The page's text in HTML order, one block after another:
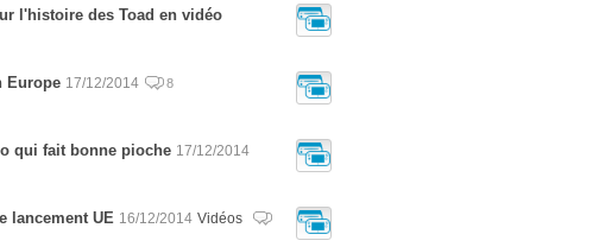
l'histoire des Toad en vidéo
Europe 17/12/2014 8
qui fait bonne pioche 17/12/2014
lancement UE 16/12/2014 Vidéos